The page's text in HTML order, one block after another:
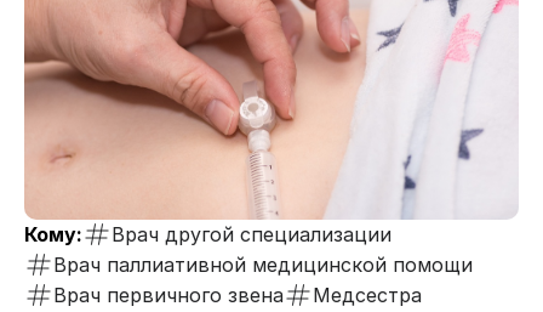
Кому:
Врач другой специализации
Врач паллиативной медицинской помощи
Врач первичного звена
Медсестра